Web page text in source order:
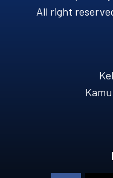
All right